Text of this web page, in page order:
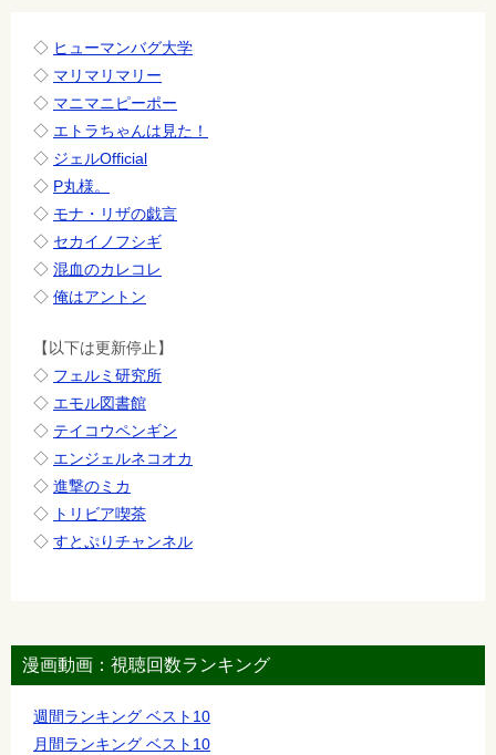
◇ ヒューマンバグ大学
◇ マリマリマリー
◇ マニマニピーポー
◇ エトラちゃんは見た！
◇ ジェルOfficial
◇ P丸様。
◇ モナ・リザの戯言
◇ セカイノフシギ
◇ 混血のカレコレ
◇ 俺はアントン
【以下は更新停止】
◇ フェルミ研究所
◇ エモル図書館
◇ テイコウペンギン
◇ エンジェルネコオカ
◇ 進撃のミカ
◇ トリビア喫茶
◇ すとぷりチャンネル
漫画動画：視聴回数ランキング
週間ランキング ベスト10
月間ランキング ベスト10